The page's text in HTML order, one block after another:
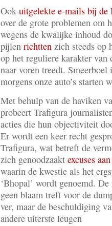
Ook uitgelekte e-mails bij de
over de grote problemen om
wegens de kwalijke inhoud
pijlen richtten zich steeds op
op het reguliere karakter
naar voren treedt. Smeerboel
morgens onze auto’s starten
Met behulp van de haviken
probeert Trafigura
acties die hun objectiviteit
Er wordt een keer recht
Trafigura, wat betreft de
zich genoodzaakt excuses
waarin de kwestie als het
‘Bhopal’ wordt genoemd.
geen blaam treft voor de
ver, maar de beschuldiging
andere uiterste leugen